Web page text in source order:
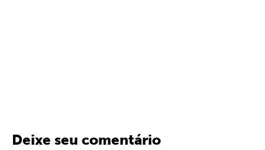
Deixe seu comentário